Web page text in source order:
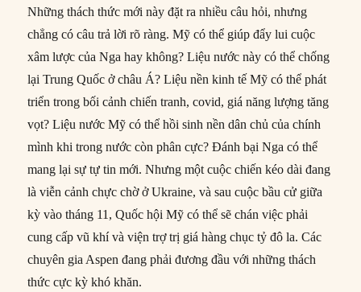
Những thách thức mới này đặt ra nhiều câu hỏi, nhưng
chẳng có câu trả lời rõ ràng. Mỹ có thể giúp đẩy lui cuộc
xâm lược của Nga hay không? Liệu nước này có thể chống
lại Trung Quốc ở châu Á? Liệu nền kinh tế Mỹ có thể phát
triển trong bối cảnh chiến tranh, covid, giá năng lượng tăng
vọt? Liệu nước Mỹ có thể hồi sinh nền dân chủ của chính
mình khi trong nước còn phân cực? Đánh bại Nga có thể
mang lại sự tự tin mới. Nhưng một cuộc chiến kéo dài đang
là viễn cảnh chực chờ ở Ukraine, và sau cuộc bầu cử giữa
kỳ vào tháng 11, Quốc hội Mỹ có thể sẽ chán việc phải
cung cấp vũ khí và viện trợ trị giá hàng chục tỷ đô la. Các
chuyên gia Aspen đang phải đương đầu với những thách
thức cực kỳ khó khăn.